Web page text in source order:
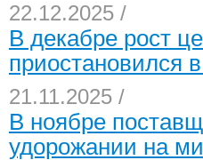
22.12.2025 /
В декабре рост
приостановился
21.11.2025 /
В ноябре
удорожании на